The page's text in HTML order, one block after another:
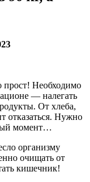
прост! Необходимо
— налегать
От хлеба,
отказаться. Нужно
момент…
организму
очищать от
кишечник!